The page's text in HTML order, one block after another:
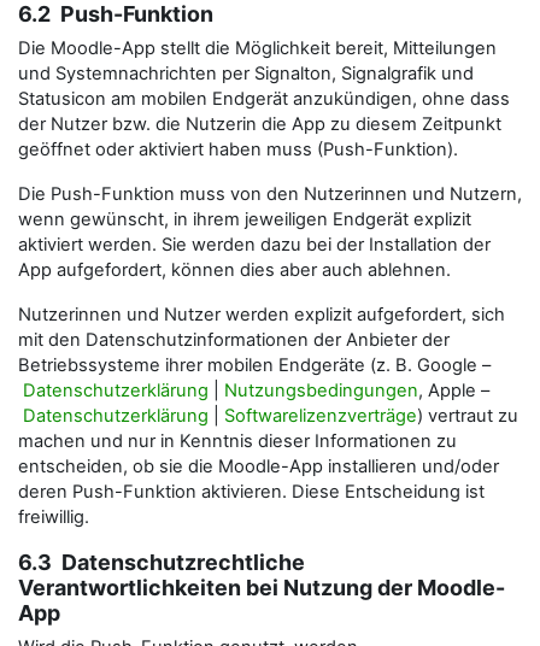
6.2 Push-Funktion
Die Moodle-App stellt die Möglichkeit bereit, Mitteilungen
und Systemnachrichten per Signalton, Signalgrafik und
Statusicon am mobilen Endgerät anzukündigen, ohne dass
der Nutzer bzw. die Nutzerin die App zu diesem Zeitpunkt
geöffnet oder aktiviert haben muss (Push-Funktion).
Die Push-Funktion muss von den Nutzerinnen und Nutzern,
wenn gewünscht, in ihrem jeweiligen Endgerät explizit
aktiviert werden. Sie werden dazu bei der Installation der
App aufgefordert, können dies aber auch ablehnen.
Nutzerinnen und Nutzer werden explizit aufgefordert, sich
mit den Datenschutzinformationen der Anbieter der
Betriebssysteme ihrer mobilen Endgeräte (z. B. Google –
Datenschutzerklärung
Nutzungsbedingungen, Apple –
Datenschutzerklärung
Softwarelizenzverträge) vertraut zu
machen und nur in Kenntnis dieser Informationen zu
entscheiden, ob sie die Moodle-App installieren und/oder
deren Push-Funktion aktivieren. Diese Entscheidung ist
freiwillig.
6.3 Datenschutzrechtliche
Verantwortlichkeiten bei Nutzung der Moodle-
App